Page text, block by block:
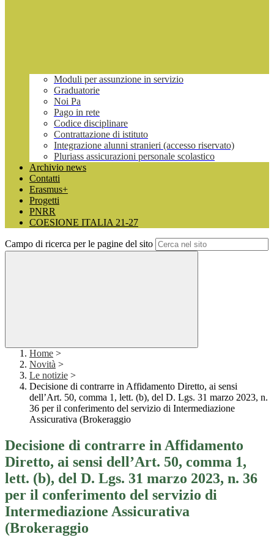
Moduli per assunzione in servizio
Graduatorie
Noi Pa
Pago in rete
Codice disciplinare
Contrattazione di istituto
Integrazione alunni stranieri (accesso riservato)
Pluriass assicurazioni personale scolastico
Archivio news
Contatti
Erasmus+
Progetti
PNRR
COESIONE ITALIA 21-27
Campo di ricerca per le pagine del sito
Home >
Novità >
Le notizie >
Decisione di contrarre in Affidamento Diretto, ai sensi
dell’Art. 50, comma 1, lett. (b), del D. Lgs. 31 marzo 2023, n.
36 per il conferimento del servizio di Intermediazione
Assicurativa (Brokeraggio
Decisione di contrarre in Affidamento
Diretto, ai sensi dell’Art. 50, comma 1,
lett. (b), del D. Lgs. 31 marzo 2023, n. 36
per il conferimento del servizio di
Intermediazione Assicurativa
(Brokeraggio